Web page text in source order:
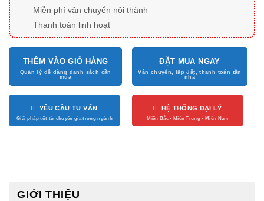
Miễn phí vận chuyển nội thành
Thanh toán linh hoạt
THÊM VÀO GIỎ HÀNG ĐẶT MUA NGAY
YÊU CẦU TƯ VẤN HỆ THỐNG ĐẠI LÝ
GIỚI THIỆU